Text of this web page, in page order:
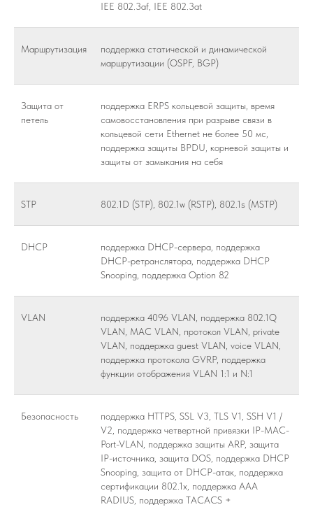
IEE 802.3af, IEE 802.3at
Маршрутизация
поддержка статической и динамической
маршрутизации (OSPF, BGP)
Защита от
петель
поддержка ERPS кольцевой защиты, время
самовосстановления при разрыве связи в
кольцевой сети Ethernet не более 50 мс,
поддержка защиты BPDU, корневой защиты и
защиты от замыкания на себя
STP 802.1D (STP), 802.1w (RSTP), 802.1s (MSTP)
DHCP
поддержка DHCP-сервера, поддержка
DHCP-ретранслятора, поддержка DHCP
Snooping, поддержка Option 82
VLAN
поддержка 4096 VLAN, поддержка 802.1Q
VLAN, MAC VLAN, протокол VLAN, private
VLAN, поддержка guest VLAN, voice VLAN,
поддержка протокола GVRP, поддержка
функции отображения VLAN 1:1 и N:1
Безопасность
поддержка HTTPS, SSL V3, TLS V1, SSH V1 /
V2, поддержка четвертной привязки IP-MAC-
Port-VLAN, поддержка защиты ARP, защита
IP-источника, защита DOS, поддержка DHCP
Snooping, защита от DHCP-атак, поддержка
сертификации 802.1x, поддержка AAA
RADIUS, поддержка TACACS +